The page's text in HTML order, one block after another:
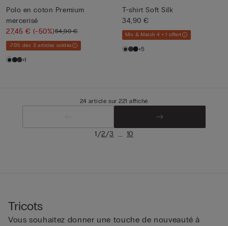
Polo en coton Premium
mercerisé
27,45 €(-50%)54,90 €
-70% dès 3 articles soldés
+1
T-shirt Soft Silk
34,90 €
Mix & Match 4 + 1 offert
+5
24 article sur 221 affiché
1/2/3 10
Tricots
Vous souhaitez donner une touche de nouveauté à